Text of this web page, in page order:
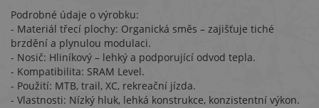
Podrobné údaje o výrobku:
- Materiál třecí plochy: Organická směs – zajišťuje tiché
brzdění a plynulou modulaci.
- Nosič: Hliníkový – lehký a podporující odvod tepla.
- Kompatibilita: SRAM Level.
- Použití: MTB, trail, XC, rekreační jízda.
- Vlastnosti: Nízký hluk, lehká konstrukce, konzistentní výkon.